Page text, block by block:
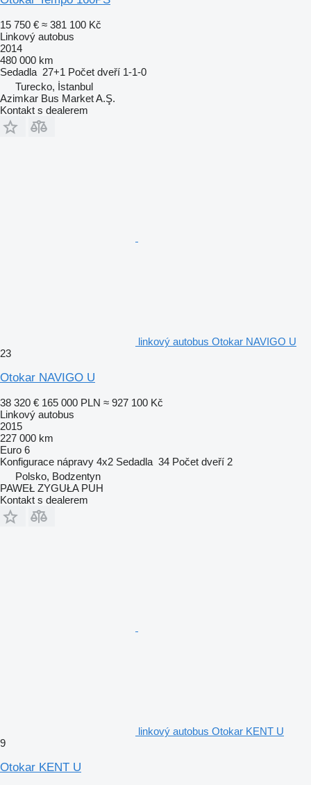
15 750 € ≈ 381 100 Kč
Linkový autobus
2014
480 000 km
Sedadla 27+1 Počet dveří 1-1-0
Turecko, İstanbul
Azimkar Bus Market A.Ş.
Kontakt s dealerem
linkový autobus Otokar NAVIGO U
23
Otokar NAVIGO U
38 320 € 165 000 PLN ≈ 927 100 Kč
Linkový autobus
2015
227 000 km
Euro 6
Konfigurace nápravy 4x2 Sedadla 34 Počet dveří 2
Polsko, Bodzentyn
PAWEŁ ZYGUŁA PUH
Kontakt s dealerem
linkový autobus Otokar KENT U
9
Otokar KENT U